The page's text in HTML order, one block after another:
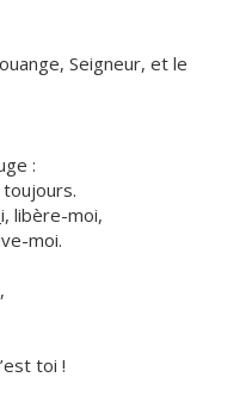
Seigneur, et le
:
i, libère-moi,
moi.
toi !